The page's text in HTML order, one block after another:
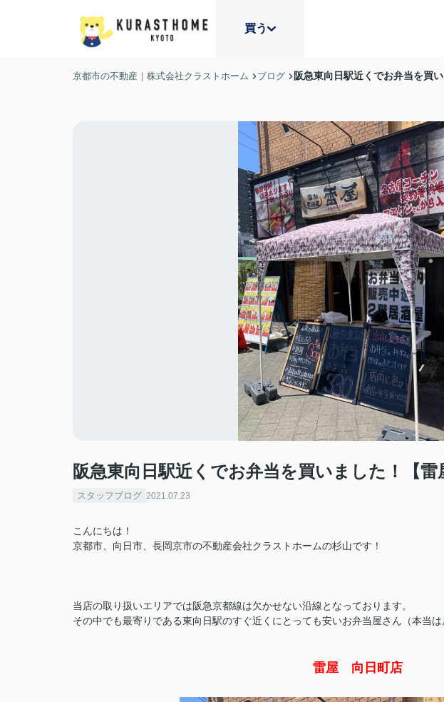
買う
京都市の不動産｜株式会社クラストホーム ブログ 阪急東向日駅近くでお弁当を買
阪急東向日駅近くでお弁当を買いました！【
スタッフブログ 2021.07.23
こんにちは！
京都市、向日市、長岡京市の不動産会社クラストホームの杉山です！
当店の取り扱いエリアでは阪急京都線は欠かせない沿線となっております。
その中でも最寄りである東向日駅のすぐ近くにとっても安いお弁当屋さん（本当は
雷屋 向日町店